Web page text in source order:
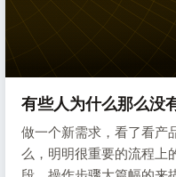
有些人为什么那么没
做一个新需求，看了看产
么，明明很重要的流程上